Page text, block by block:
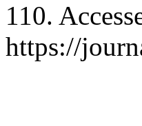
110.
https://